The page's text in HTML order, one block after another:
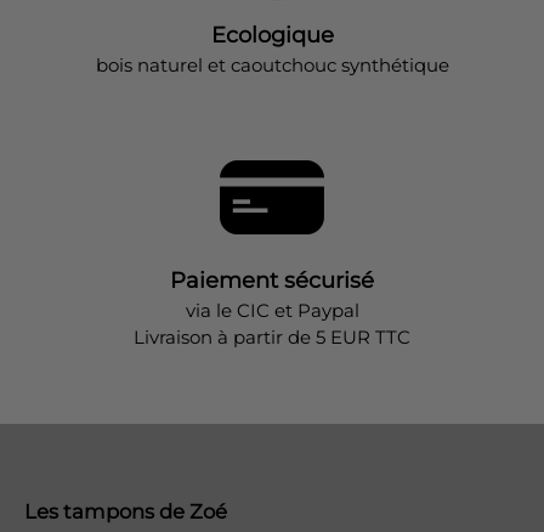
Ecologique
bois naturel et caoutchouc synthétique
Paiement sécurisé
via le CIC et Paypal
Livraison à partir de 5 EUR TTC
Les tampons de Zoé